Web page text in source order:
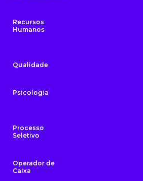
Recursos
Humanos
Qualidade
Psicologia
Processo
Seletivo
Operador de
Caixa